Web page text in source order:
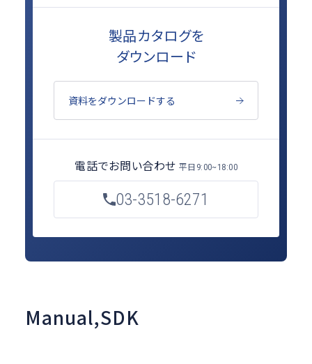
製品カタログを
ダウンロード
資料をダウンロードする
電話でお問い合わせ 平日 9:00~18:00
03-3518-6271
Manual,SDK